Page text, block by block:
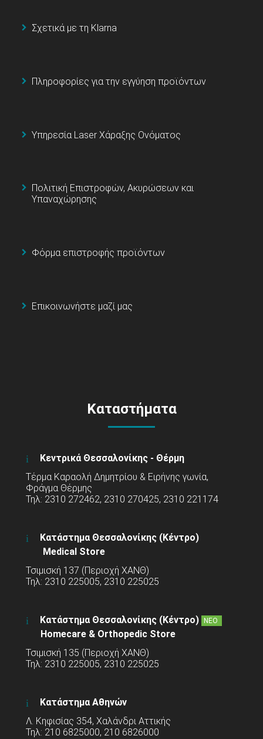
Σχετικά με τη Klarna
Πληροφορίες για την εγγύηση προϊόντων
Υπηρεσία Laser Χάραξης Ονόματος
Πολιτική Επιστροφών, Ακυρώσεων και
Υπαναχώρησης
Φόρμα επιστροφής προϊόντων
Επικοινωνήστε μαζί μας
Καταστήματα
Κεντρικά Θεσσαλονίκης - Θέρμη
Τέρμα Καραολή Δημητρίου & Ειρήνης γωνία,
Φράγμα Θέρμης
Τηλ: 2310 272462, 2310 270425, 2310 221174
Κατάστημα Θεσσαλονίκης (Κέντρο)
Medical Store
Τσιμισκή 137 (Περιοχή ΧΑΝΘ)
Τηλ: 2310 225005, 2310 225025
Κατάστημα Θεσσαλονίκης (Κέντρο) ΝΕΟ
Homecare & Orthopedic Store
Τσιμισκή 135 (Περιοχή ΧΑΝΘ)
Τηλ: 2310 225005, 2310 225025
Κατάστημα Αθηνών
Λ. Κηφισίας 354, Χαλάνδρι Αττικής
Τηλ: 210 6825000, 210 6826000